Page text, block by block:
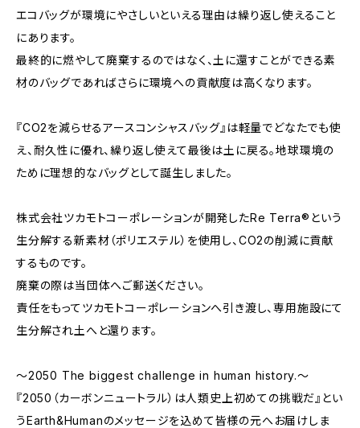
エコバッグが環境にやさしいといえる理由は繰り返し使えること
にあります。
最終的に燃やして廃棄するのではなく、土に還すことができる素
材のバッグであればさらに環境への貢献度は高くなります。
『CO2を減らせるアースコンシャスバッグ』は軽量でどなたでも使
え、耐久性に優れ、繰り返し使えて最後は土に戻る。地球環境の
ために理想的なバッグとして誕生しました。
株式会社ツカモトコーポレーションが開発したRe Terra®という
生分解する新素材（ポリエステル）を使用し、CO2の削減に貢献
するものです。
廃棄の際は当団体へご郵送ください。
責任をもってツカモトコーポレーションへ引き渡し、専用施設にて
生分解され土へと還ります。
～2050 The biggest challenge in human history.～
『2050（カーボンニュートラル）は人類史上初めての挑戦だ』とい
うEarth&Humanのメッセージを込めて皆様の元へお届けしま